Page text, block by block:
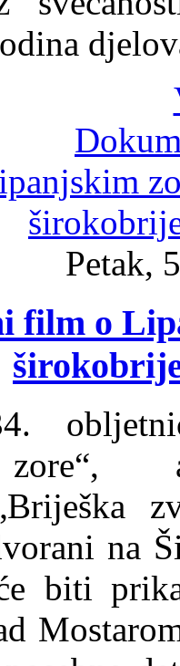
Petak,
film o
na
biti